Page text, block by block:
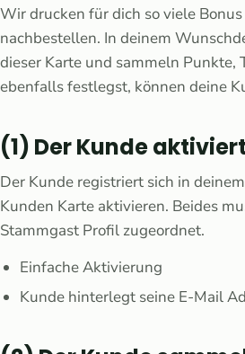
Wir drucken für dich so viele
nachbestellen. In deinem
dieser Karte und sammeln Punkte,
ebenfalls festlegst, können deine
(1) Der Kunde
Der Kunde registriert sich in
Kunden Karte aktivieren. Beides
Stammgast Profil zugeordnet.
Einfache Aktivierung
Kunde hinterlegt seine E-Mail